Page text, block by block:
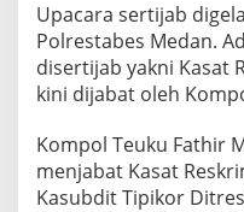
Upacara sertijab
Polrestabes Medan.
disertijab yakni Kasat
kini dijabat oleh
Kompol Teuku Fathir
menjabat Kasat
Kasubdit Tipikor